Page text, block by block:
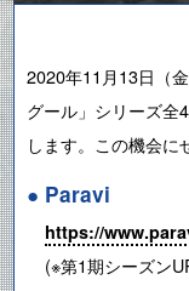
2020年11月13日（
グール」シリーズ全
します。この機会に
● Paravi
https://
(※第1期シーズン